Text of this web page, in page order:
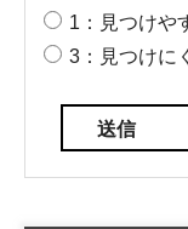
1：見つけや
3：見つけに